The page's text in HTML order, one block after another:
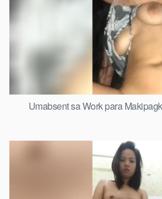
Umabsent sa Work para